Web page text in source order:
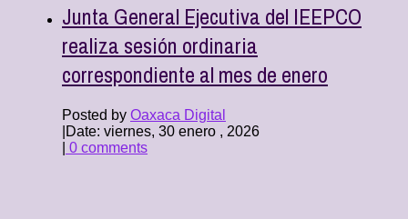
Junta General Ejecutiva del IEEPCO
realiza sesión ordinaria
correspondiente al mes de enero
Posted by Oaxaca Digital
Date: viernes, 30 enero , 2026
0 comments